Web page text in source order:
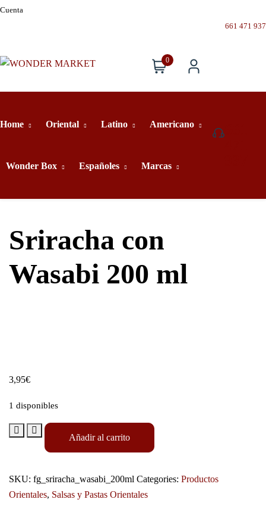
Cuenta
661 471 937
0
Home Oriental Latino Americano
Wonder Box Españoles Marcas
661
Sriracha con
Wasabi 200 ml
3,95€
1 disponibles
Añadir al carrito
SKU: fg_sriracha_wasabi_200ml Categories: Productos
Orientales, Salsas y Pastas Orientales